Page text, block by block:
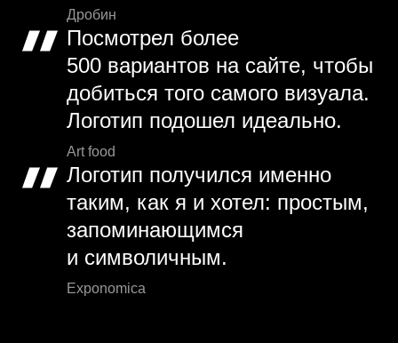
Дробин
Посмотрел более
500 вариантов на сайте, чтобы
добиться того самого визуала.
Логотип подошел идеально.
Art food
Логотип получился именно
таким, как я и хотел: простым,
запоминающимся
и символичным.
Exponomica